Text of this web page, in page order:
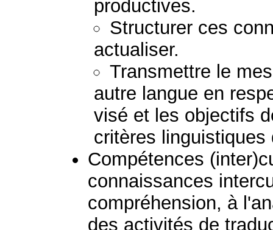
productives.
Structurer ces
actualiser.
Transmettre le
autre langue en
visé et les objectifs
critères
Compétences
connaissances
compréhension, à
des activités de